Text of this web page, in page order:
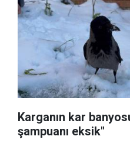
Karganın kar
şampuanı eksik"